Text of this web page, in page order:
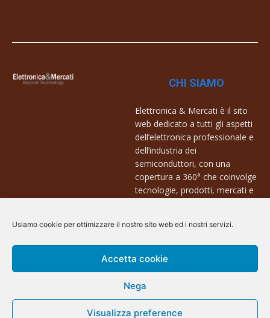
Usiamo cookie per ottimizzare il nostro sito web ed i nostri servizi.
Accetta cookie
Nega
Visualizza preference
CHI SIAMO
Elettronica & Mercati è il sito
web dedicato a tutti gli aspetti
dell’elettronica professionale e
dell’industria dei
semiconduttori, con una
copertura a 360° che coinvolge
tecnologie, prodotti, mercati e
Contatti:
info@arscommunication.it
@ArsCommunication 2023